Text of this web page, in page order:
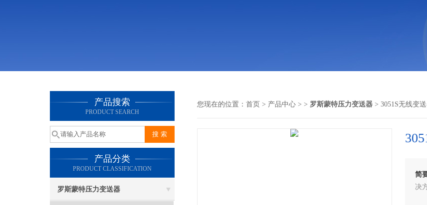
产品搜索
PRODUCT SEARCH
产品分类
PRODUCT CLASSIFICATION
罗斯蒙特压力变送器
您现在的位置： 首页 > 产品中心 > > 罗斯蒙特压力变送器 > 3051S无线变
简
决